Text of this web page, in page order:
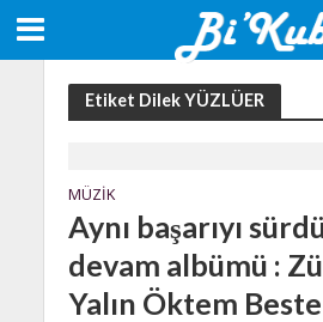
Etiket Dilek YÜZLÜER
MÜZIK
Aynı başarıyı
devam albümü :
Yalın Öktem